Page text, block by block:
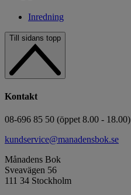
Inredning
Till sidans topp
Kontakt
08-696 85 50 (öppet 8.00 - 18.00)
kundservice@manadensbok.se
Månadens Bok
Sveavägen 56
111 34 Stockholm